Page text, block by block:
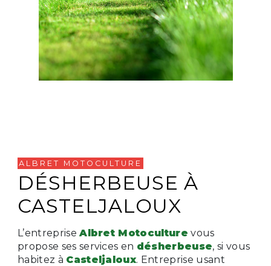
ALBRET MOTOCULTURE
DÉSHERBEUSE À
CASTELJALOUX
L’entrepriseAlbret Motoculture vous
propose ses services en désherbeuse, si vous
habitez à Casteljaloux. Entreprise usant